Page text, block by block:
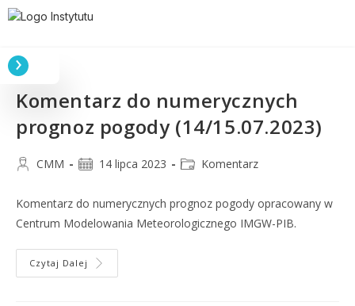
Komentarz do numerycznych
prognoz pogody (14/15.07.2023)
CMM 14 lipca 2023 Komentarz
Komentarz do numerycznych prognoz pogody opracowany w
Centrum Modelowania Meteorologicznego IMGW-PIB.
Czytaj Dalej